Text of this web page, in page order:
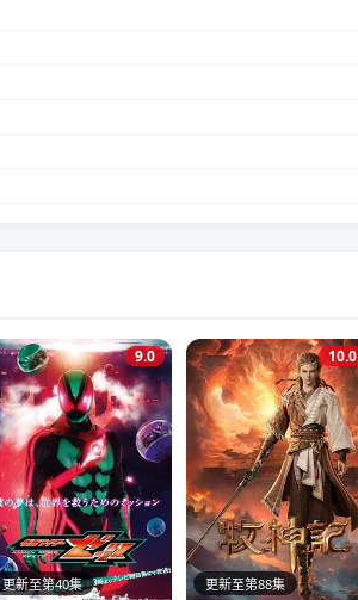
更新至第40集
9.0
更新至第88集
10.0